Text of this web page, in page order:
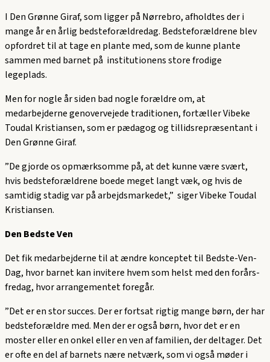
I Den Grønne Giraf, som ligger på Nørrebro, afholdtes der i
mange år en årlig bedsteforældredag. Bedsteforældrene blev
opfordret til at tage en plante med, som de kunne plante
sammen med barnet på institutionens store frodige
legeplads.
Men for nogle år siden bad nogle forældre om, at
medarbejderne genovervejede traditionen, fortæller Vibeke
Toudal Kristiansen, som er pædagog og tillidsrepræsentant i
Den Grønne Giraf.
”De gjorde os opmærksomme på, at det kunne være svært,
hvis bedsteforældrene boede meget langt væk, og hvis de
samtidig stadig var på arbejdsmarkedet,” siger Vibeke Toudal
Kristiansen.
Den Bedste Ven
Det fik medarbejderne til at ændre konceptet til Bedste-Ven-
Dag, hvor barnet kan invitere hvem som helst med den forårs-
fredag, hvor arrangementet foregår.
”Det er en stor succes. Der er fortsat rigtig mange børn, der har
bedsteforældre med. Men der er også børn, hvor det er en
moster eller en onkel eller en ven af familien, der deltager. Det
er ofte en del af barnets nære netværk, som vi også møder i